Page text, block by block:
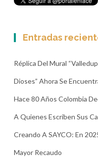
Entradas
Réplica Del Mural
Dioses” Ahora Se
Hace 80 Años Colombia
A Quienes Escriben Sus
Creando A SAYCO: En
Mayor Recaudo